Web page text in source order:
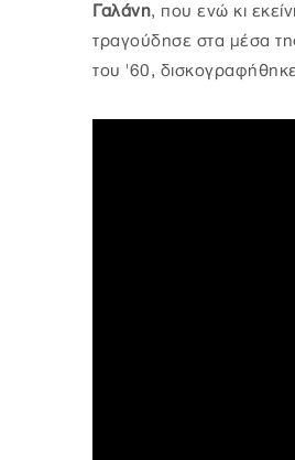
Γαλάνη, που ενώ κι
τραγούδησε στα μέσα
του '60,